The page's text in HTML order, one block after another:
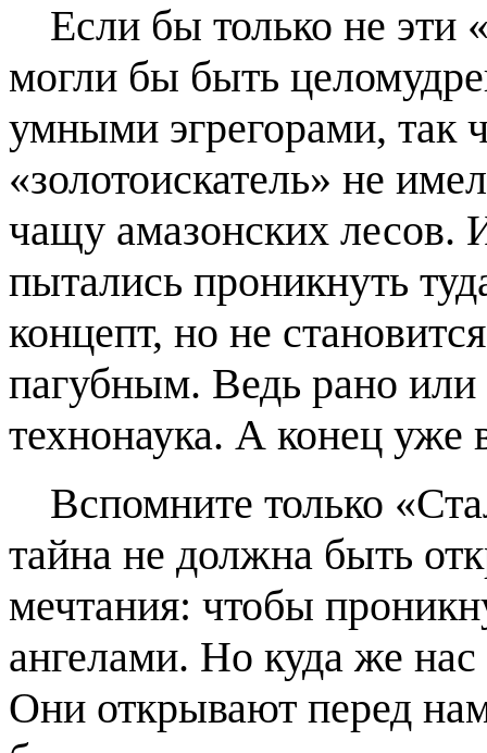
Если бы только не эти
могли бы быть
умными эгрегорами, так
«золотоискатель» не
чащу амазонских лесов.
пытались проникнуть
концепт, но не
пагубным. Ведь рано или
технонаука. А конец уже
Вспомните только
тайна не должна быть
мечтания: чтобы
ангелами. Но куда же
Они открывают перед